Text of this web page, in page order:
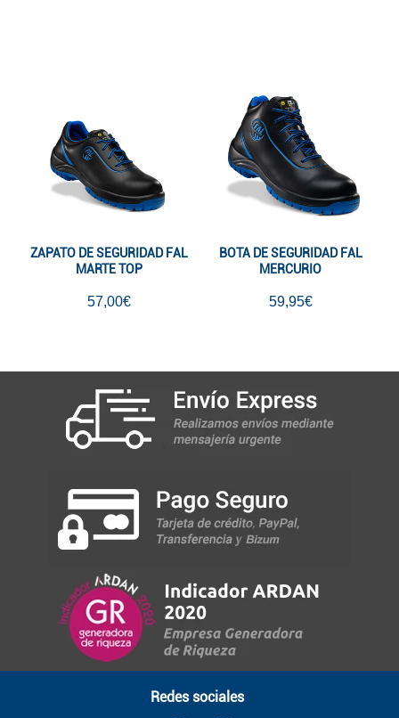
ZAPATO DE SEGURIDAD FAL
MARTE TOP
57,00€
BOTA DE SEGURIDAD FAL
MERCURIO
59,95€
Redes sociales